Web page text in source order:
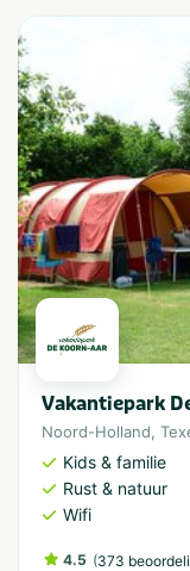
Vakantiepark
Noord-Holland,
Kids & familie
Rust & natuur
Wifi
4.5 (373